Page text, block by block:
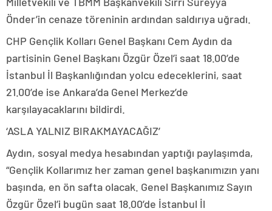
Önder’in cenaze töreninin ardından saldırıya uğradı.
CHP Gençlik Kolları Genel Başkanı Cem Aydın da
partisinin Genel Başkanı Özgür Özel’i saat 18.00’de
İstanbul İl Başkanlığından yolcu edeceklerini, saat
21.00’de ise Ankara’da Genel Merkez’de
karşılayacaklarını bildirdi.
‘ASLA YALNIZ BIRAKMAYACAĞIZ’
Aydın, sosyal medya hesabından yaptığı paylaşımda,
“Gençlik Kollarımız her zaman genel başkanımızın yanı
başında, en ön safta olacak. Genel Başkanımız Sayın
Özgür Özel’i bugün saat 18.00’de İstanbul İl